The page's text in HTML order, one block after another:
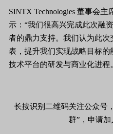
SINTX Technologies 董事会主
示：“我们很高兴完成此次融
者的鼎力支持。我们认为此
表，提升我们实现战略目标
技术平台的研发与商业化进程
长按识别二维码关注公众号
群”，申请加